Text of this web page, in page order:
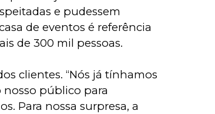
e pudessem
de eventos é referência
de 300 mil pessoas.
clientes. “Nós já tínhamos
nosso público para
Para nossa surpresa, a